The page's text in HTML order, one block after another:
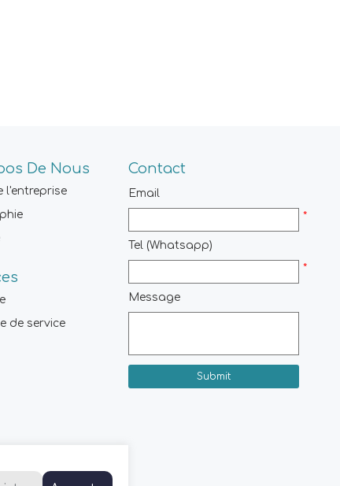
De Nous
l'entreprise
de service
Contact
Email
*
Tel (Whatsapp)
*
Message
Submit